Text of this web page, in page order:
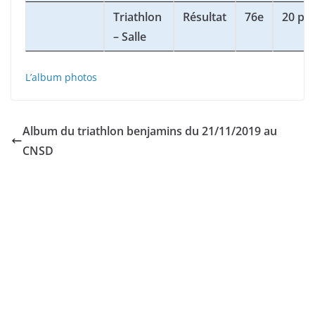
Triathlon
– Salle
Résultat 76e 20 pts
L’album photos
Album du triathlon benjamins du 21/11/2019 au
CNSD